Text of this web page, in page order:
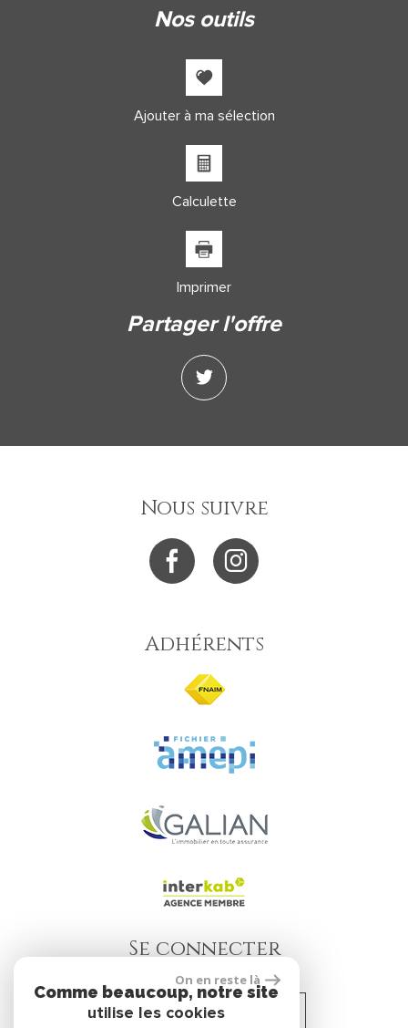
Familles avec 3 enfantsnos outils
Ajouter à ma sélection
Calculette
Imprimer
partager l'offre
Nous suivre
Adhérents
Se connecter
Espace propriétaire
On en reste là
Comme beaucoup, notre site
utilise les cookies